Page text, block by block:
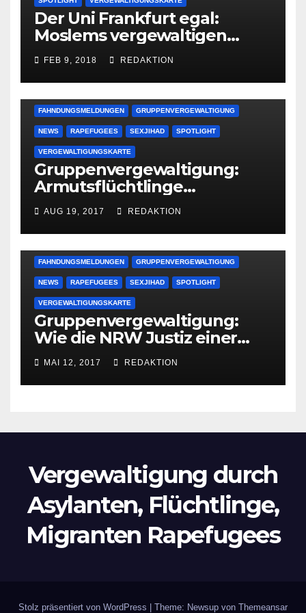
Der Uni Frankfurt egal:
Moslems vergewaltigen
deutsche Studentinnen auf
Uni-Campus
FEB 9, 2018 REDAKTION
FAHNDUNGSMELDUNGEN GRUPPENVERGEWALTIGUNG
NEWS RAPEFUGEES SEXJIHAD SPOTLIGHT
VERGEWALTIGUNGSKARTE
Gruppenvergewaltigung:
Armutsflüchtlinge
vergewaltigen bettlägerige
Oma im Schlaf
krankenhausreif
AUG 19, 2017 REDAKTION
FAHNDUNGSMELDUNGEN GRUPPENVERGEWALTIGUNG
NEWS RAPEFUGEES SEXJIHAD SPOTLIGHT
VERGEWALTIGUNGSKARTE
Gruppenvergewaltigung:
Wie die NRW Justiz einer
Lokalzeitung verbietet diese
Bilder zu veröffentlichen
MAI 12, 2017 REDAKTION
Vergewaltigung durch
Asylanten, Flüchtlinge,
Migranten Rapefugees
Stolz präsentiert von WordPress Theme: Newsup von Themeansar